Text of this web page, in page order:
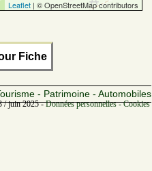
Leaflet | © OpenStreetMap contributors
Fiche
- Patrimoine - Automobiles
/ juin 2025 -Données personnelles -